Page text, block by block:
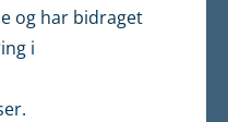
og har bidraget
i